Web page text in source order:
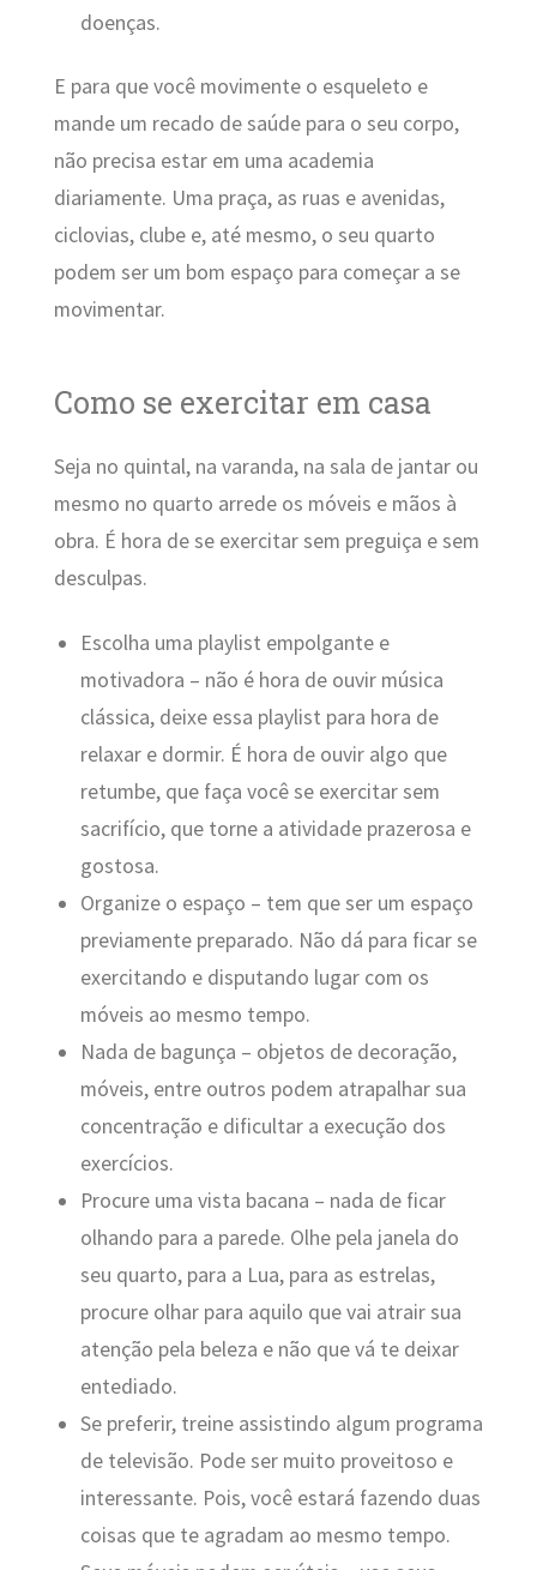
doenças.
E para que você movimente o esqueleto e
mande um recado de saúde para o seu corpo,
não precisa estar em uma academia
diariamente. Uma praça, as ruas e avenidas,
ciclovias, clube e, até mesmo, o seu quarto
podem ser um bom espaço para começar a se
movimentar.
Como se exercitar em casa
Seja no quintal, na varanda, na sala de jantar ou
mesmo no quarto arrede os móveis e mãos à
obra. É hora de se exercitar sem preguiça e sem
desculpas.
Escolha uma playlist empolgante e
motivadora – não é hora de ouvir música
clássica, deixe essa playlist para hora de
relaxar e dormir. É hora de ouvir algo que
retumbe, que faça você se exercitar sem
sacrifício, que torne a atividade prazerosa e
gostosa.
Organize o espaço – tem que ser um espaço
previamente preparado. Não dá para ficar se
exercitando e disputando lugar com os
móveis ao mesmo tempo.
Nada de bagunça – objetos de decoração,
móveis, entre outros podem atrapalhar sua
concentração e dificultar a execução dos
exercícios.
Procure uma vista bacana – nada de ficar
olhando para a parede. Olhe pela janela do
seu quarto, para a Lua, para as estrelas,
procure olhar para aquilo que vai atrair sua
atenção pela beleza e não que vá te deixar
entediado.
Se preferir, treine assistindo algum programa
de televisão. Pode ser muito proveitoso e
interessante. Pois, você estará fazendo duas
coisas que te agradam ao mesmo tempo.